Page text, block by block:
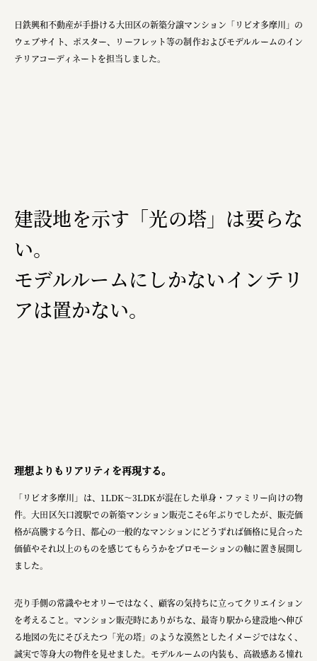
Smiles
アトラス化成株式会社
複合的な形式で実施
三國屋善五郎
福山電業株式会社
株式会社ENO.STUDIO
日本商工会議所
ユウキ食品株式会社、株式会社広明通信社
株式会社ひらく
株式会社ニューテックシンセイ
PALAB
株式会社ドリームプラザ
日鉄興和不動産が手掛ける大田区の新築分譲マンション「リビオ多摩川」の
ウェブサイト、ポスター、リーフレット等の制作およびモデルルームのイン
テリアコーディネートを担当しました。
建設地を示す「光の塔」は要らな
い。
モデルルームにしかない​インテリ
アは置かない。
理想よりもリアリティを再現する。
「リビオ多摩川」は、1LDK～3LDKが混在した単身・ファミリー向けの物
件。大田区矢口渡駅での新築マンション販売こそ6年ぶりでしたが、販売価
格が高騰する今日、都心の一般的なマンションにどうずれば価格に見合った
価値やそれ以上のものを感じてもらうかをプロモーションの軸に置き展開し
ました。
売り手側の常識やセオリーではなく、顧客の気持ちに立ってクリエイション
を考えること。マンション販売時にありがちな、最寄り駅から建設地へ伸び
る地図の先にそびえたつ「光の塔」のような漠然としたイメージではなく、
誠実で等身大​の物件を見せました。モデルルームの内装も、高級感ある憧れ